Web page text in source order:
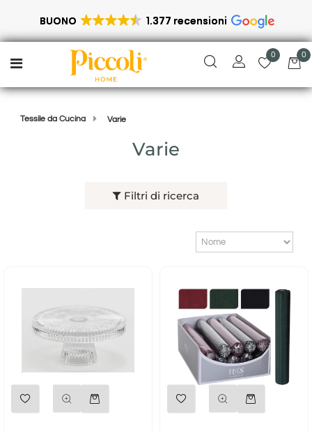
BUONO 1.377 recensioni
0 0
Tessile da Cucina Varie
Varie
Filtri di ricerca